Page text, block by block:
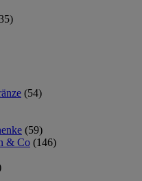
(54)
(59)
& Co (146)